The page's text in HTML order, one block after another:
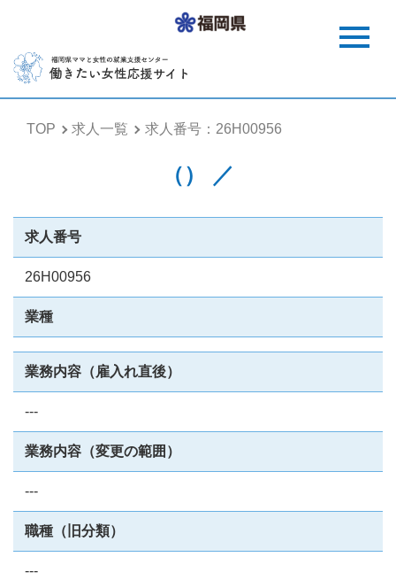
TOP 求人一覧 求人番号：26H00956
（） ／
求人番号
26H00956
業種
業務内容（雇入れ直後）
---
業務内容（変更の範囲）
---
職種（旧分類）
---